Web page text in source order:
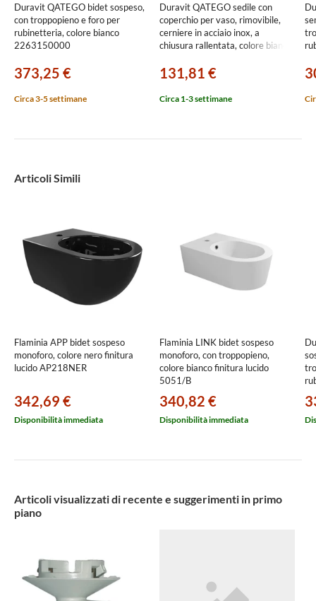
Duravit QATEGO bidet sospeso,
con troppopieno e foro per
rubinetteria, colore bianco
2263150000
373,25 €
Circa 3-5 settimane
Duravit QATEGO sedile con
coperchio per vaso, rimovibile,
cerniere in acciaio inox, a
chiusura rallentata, colore bianco
131,81 €
Circa 1-3 settimane
Articoli Simili
Flaminia APP bidet sospeso
monoforo, colore nero finitura
lucido AP218NER
342,69 €
Disponibilità immediata
Flaminia LINK bidet sospeso
monoforo, con troppopieno,
colore bianco finitura lucido
5051/B
340,82 €
Disponibilità immediata
Articoli visualizzati di recente e suggerimenti in primo
piano